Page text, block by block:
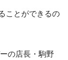
ことができるの
の店長・駒野